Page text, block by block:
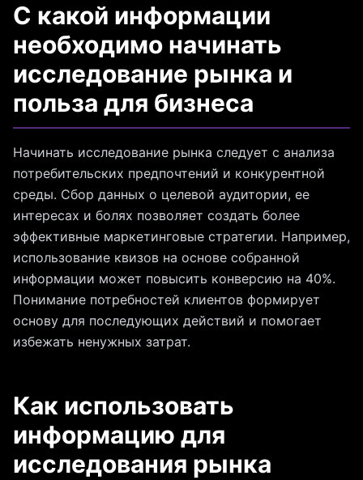
С какой информации
необходимо начинать
исследование рынка и
польза для бизнеса
Начинать исследование рынка следует с анализа
потребительских предпочтений и конкурентной
среды. Сбор данных о целевой аудитории, ее
интересах и болях позволяет создать более
эффективные маркетинговые стратегии. Например,
использование квизов на основе собранной
информации может повысить конверсию на 40%.
Понимание потребностей клиентов формирует
основу для последующих действий и помогает
избежать ненужных затрат.
Как использовать
информацию для
исследования рынка